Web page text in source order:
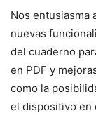
Nos entusiasma
nuevas
del cuaderno
en PDF y
como la
el dispositivo en